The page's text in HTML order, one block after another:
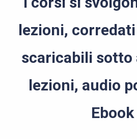
lezioni,
scaricabili sotto
lezioni, audio
Ebook